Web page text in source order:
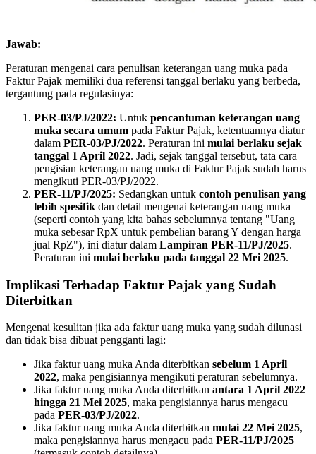
Jawab:
Peraturan mengenai cara penulisan keterangan uang muka pada
Faktur Pajak memiliki dua referensi tanggal berlaku yang berbeda,
tergantung pada regulasinya:
PER-03/PJ/2022: Untuk pencantuman keterangan uang
muka secara umum pada Faktur Pajak, ketentuannya diatur
dalam PER-03/PJ/2022. Peraturan ini mulai berlaku sejak
tanggal 1 April 2022. Jadi, sejak tanggal tersebut, tata cara
pengisian keterangan uang muka di Faktur Pajak sudah harus
mengikuti PER-03/PJ/2022.
PER-11/PJ/2025: Sedangkan untuk contoh penulisan yang
lebih spesifik dan detail mengenai keterangan uang muka
(seperti contoh yang kita bahas sebelumnya tentang "Uang
muka sebesar RpX untuk pembelian barang Y dengan harga
jual RpZ"), ini diatur dalam Lampiran PER-11/PJ/2025.
Peraturan ini mulai berlaku pada tanggal 22 Mei 2025.
Implikasi Terhadap Faktur Pajak yang Sudah
Diterbitkan
Mengenai kesulitan jika ada faktur uang muka yang sudah dilunasi
dan tidak bisa dibuat pengganti lagi:
Jika faktur uang muka Anda diterbitkan sebelum 1 April
2022, maka pengisiannya mengikuti peraturan sebelumnya.
Jika faktur uang muka Anda diterbitkan antara 1 April 2022
hingga 21 Mei 2025, maka pengisiannya harus mengacu
pada PER-03/PJ/2022.
Jika faktur uang muka Anda diterbitkan mulai 22 Mei 2025,
maka pengisiannya harus mengacu pada PER-11/PJ/2025